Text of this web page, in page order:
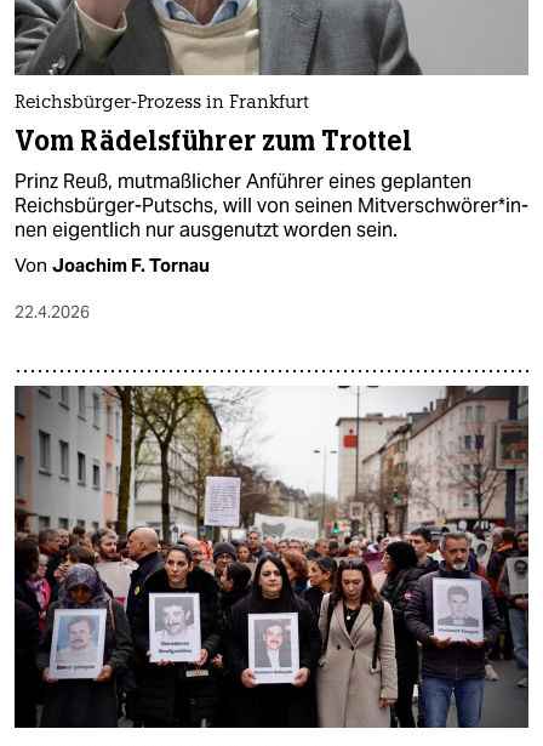
Reichsbürger-Prozess in Frankfurt
Vom Rädelsführer zum Trottel
Prinz Reuß, mutmaßlicher Anführer eines geplanten
Reichsbürger-Putschs, will von seinen Mit­ver­schwö­re­r*in­
nen eigentlich nur ausgenutzt worden sein.
Von Joachim F. Tornau
22.4.2026